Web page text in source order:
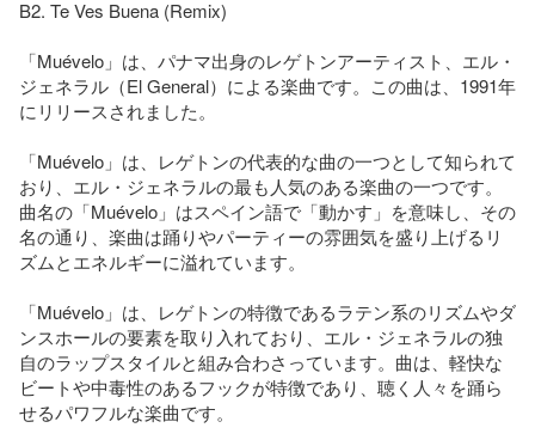
B2. Te Ves Buena (Remix)
「Muévelo」は、パナマ出身のレゲトンアーティスト、エル・
ジェネラル（El General）による楽曲です。この曲は、1991年
にリリースされました。
「Muévelo」は、レゲトンの代表的な曲の一つとして知られて
おり、エル・ジェネラルの最も人気のある楽曲の一つです。
曲名の「Muévelo」はスペイン語で「動かす」を意味し、その
名の通り、楽曲は踊りやパーティーの雰囲気を盛り上げるリ
ズムとエネルギーに溢れています。
「Muévelo」は、レゲトンの特徴であるラテン系のリズムやダ
ンスホールの要素を取り入れており、エル・ジェネラルの独
自のラップスタイルと組み合わさっています。曲は、軽快な
ビートや中毒性のあるフックが特徴であり、聴く人々を踊ら
せるパワフルな楽曲です。